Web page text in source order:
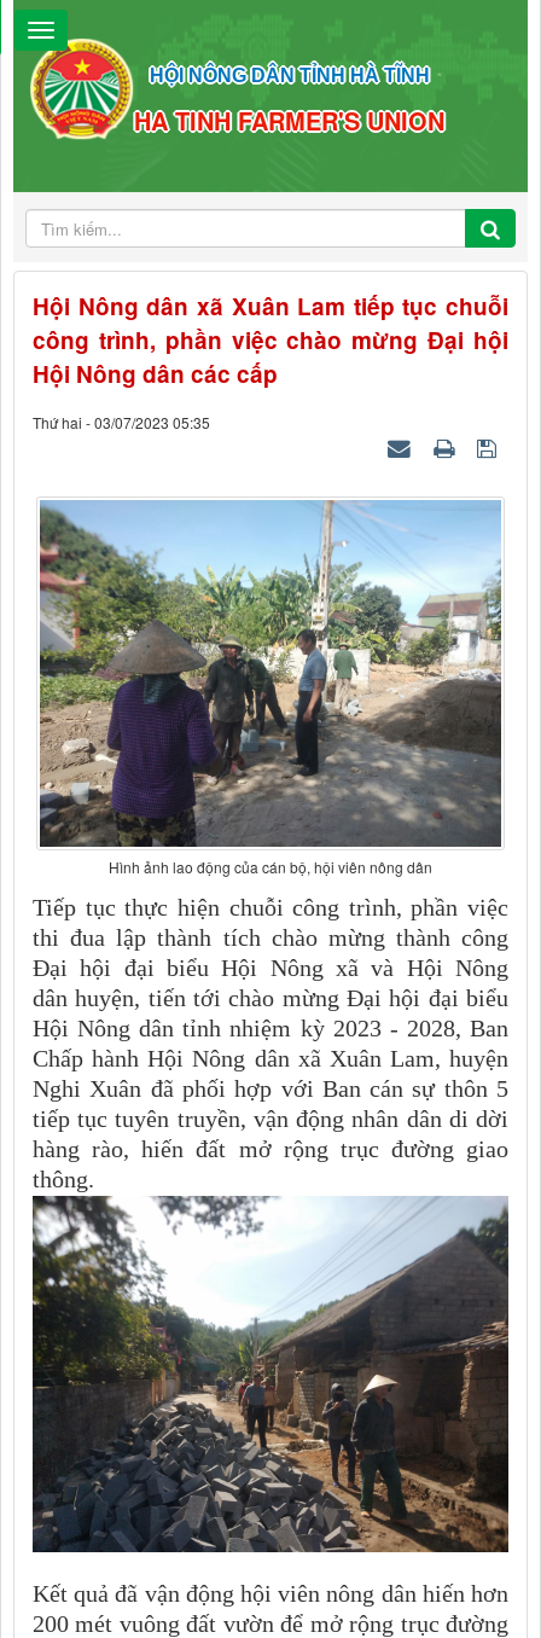
HỘI NÔNG DÂN TỈNH HÀ TĨNH
HA TINH FARMER'S UNION
Hội Nông dân xã Xuân Lam tiếp tục chuỗi
công trình, phần việc chào mừng Đại hội
Hội Nông dân các cấp
Thứ hai - 03/07/2023 05:35
Hình ảnh lao động của cán bộ, hội viên nông dân
Tiếp tục thực hiện chuỗi công trình, phần việc
thi đua lập thành tích chào mừng thành công
Đại hội đại biểu Hội Nông xã và Hội Nông
dân huyện, tiến tới chào mừng Đại hội đại biểu
Hội Nông dân tỉnh nhiệm kỳ 2023 - 2028, Ban
Chấp hành Hội Nông dân xã Xuân Lam, huyện
Nghi Xuân đã phối hợp với Ban cán sự thôn 5
tiếp tục tuyên truyền, vận động nhân dân di dời
hàng rào, hiến đất mở rộng trục đường giao
thông.
Kết quả đã vận động hội viên nông dân hiến hơn
200 mét vuông đất vườn để mở rộng trục đường